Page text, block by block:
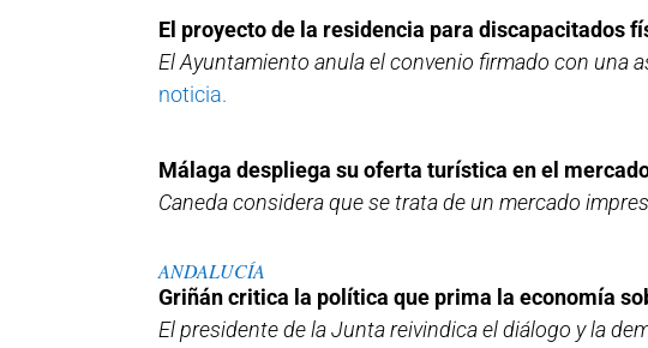
El proyecto de la residencia para discapacitados
El Ayuntamiento anula el convenio firmado con una
noticia.
Málaga despliega su oferta turística en el
Caneda considera que se trata de un mercado
ANDALUCÍA
Griñán critica la política que prima la economía
El presidente de la Junta reivindica el diálogo y la